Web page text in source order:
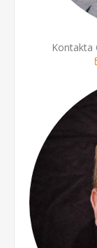
Kontakta